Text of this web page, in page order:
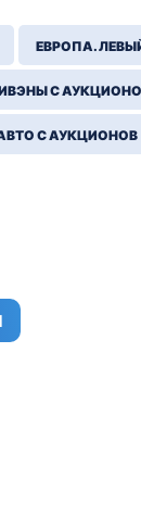
ЕВРОПА.
С
С АУКЦИОНОВ